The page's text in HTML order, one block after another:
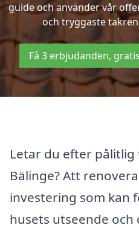
guide och använder vår
och tryggaste
Få 3 erbjudanden,
Letar du efter
Bälinge? Att
investering som kan
husets utseende och